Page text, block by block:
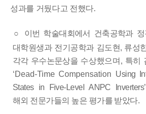
성과를 거뒀다고 전했다.
○ 이번 학술대회에서 건축공학과 정
대학원생과 전기공학과 김도현, 류성
각각 우수논문상을 수상했으며 , 특히
‘Dead-Time Compensation Using
States in Five-Level ANPC Inverters’
해외 전문가들의 높은 평가를 받았다.